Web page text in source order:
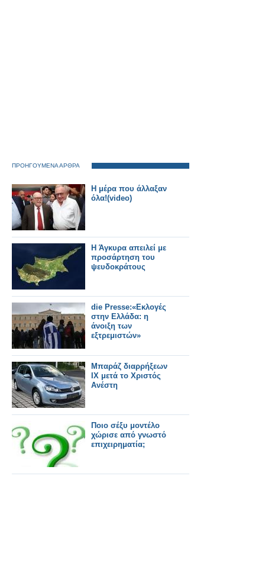
ΠΡΟΗΓΟΥΜΕΝΑ ΑΡΘΡΑ
Η μέρα που άλλαξαν
όλα!(video)
Η Άγκυρα απειλεί με
προσάρτηση του
ψευδοκράτους
die Presse:«Εκλογές
στην Ελλάδα: η
άνοιξη των
εξτρεμιστών»
Μπαράζ διαρρήξεων
ΙΧ μετά το Χριστός
Ανέστη
Ποιο σέξυ μοντέλο
χώρισε από γνωστό
επιχειρηματία;